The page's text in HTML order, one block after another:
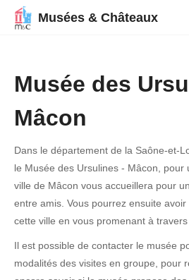
Musées & Châteaux
Musée des
Mâcon
Dans le département de la Saône-et-
le Musée des Ursulines - Mâcon, pour
ville de Mâcon vous accueillera pour
entre amis. Vous pourrez ensuite
cette ville en vous promenant à travers
Il est possible de contacter le musée
modalités des visites en groupe, pour